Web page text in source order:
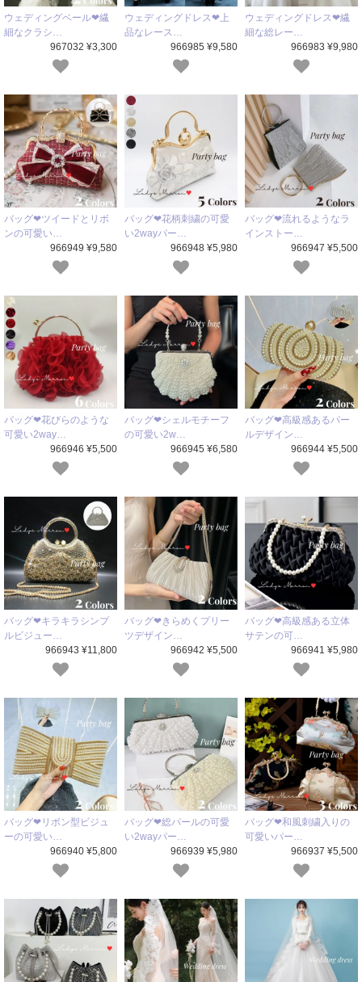
ウェディングベール❤繊
細なクラシ…
967032 ¥3,300
ウェディングドレス❤上
品なレース…
966985 ¥9,580
ウェディングドレス❤繊
細な総レー…
966983 ¥9,980
バッグ❤ツイードとリボ
ンの可愛い…
966949 ¥9,580
バッグ❤花柄刺繍の可愛
い2wayパー…
966948 ¥5,980
バッグ❤流れるようなラ
インストー…
966947 ¥5,500
バッグ❤花びらのような
可愛い2way…
966946 ¥5,500
バッグ❤シェルモチーフ
の可愛い2w…
966945 ¥6,580
バッグ❤高級感あるパー
ルデザイン…
966944 ¥5,500
バッグ❤キラキラシンプ
ルビジュー…
966943 ¥11,800
バッグ❤きらめくプリー
ツデザイン…
966942 ¥5,500
バッグ❤高級感ある立体
サテンの可…
966941 ¥5,980
バッグ❤リボン型ビジュ
ーの可愛い…
966940 ¥5,800
バッグ❤総パールの可愛
い2wayパー…
966939 ¥5,980
バッグ❤和風刺繍入りの
可愛いパー…
966937 ¥5,500